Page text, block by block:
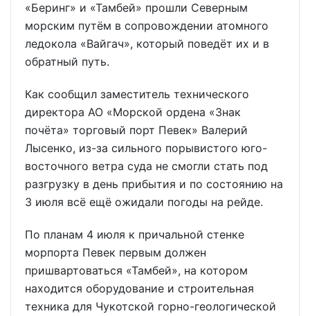
«Беринг» и «Тамбей» прошли Северным
морским путём в сопровождении атомного
ледокола «Вайгач», который поведёт их и в
обратный путь.
Как сообщил заместитель технического
директора АО «Морской ордена «Знак
почёта» торговый порт Певек» Валерий
Лысенко, из-за сильного порывистого юго-
восточного ветра суда не смогли стать под
разгрузку в день прибытия и по состоянию на
3 июля всё ещё ожидали погоды на рейде.
По планам 4 июля к причальной стенке
морпорта Певек первым должен
пришвартоваться «Тамбей», на котором
находится оборудование и строительная
техника для Чукотской горно-геологической